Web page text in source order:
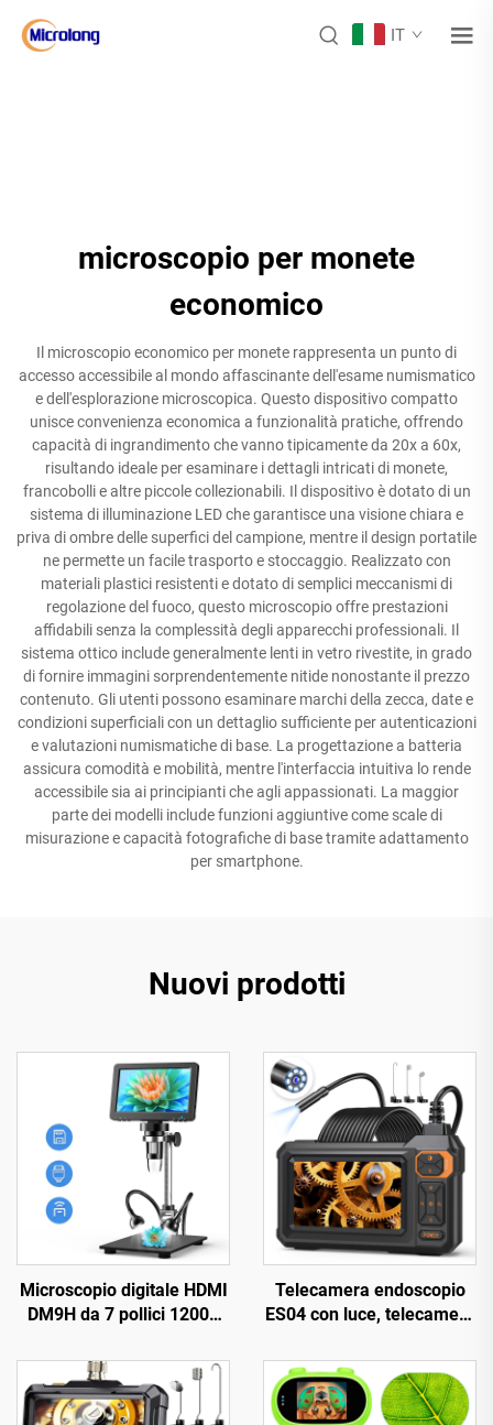
IT
microscopio per monete
economico
Il microscopio economico per monete rappresenta un punto di
accesso accessibile al mondo affascinante dell'esame numismatico
e dell'esplorazione microscopica. Questo dispositivo compatto
unisce convenienza economica a funzionalità pratiche, offrendo
capacità di ingrandimento che vanno tipicamente da 20x a 60x,
risultando ideale per esaminare i dettagli intricati di monete,
francobolli e altre piccole collezionabili. Il dispositivo è dotato di un
sistema di illuminazione LED che garantisce una visione chiara e
priva di ombre delle superfici del campione, mentre il design portatile
ne permette un facile trasporto e stoccaggio. Realizzato con
materiali plastici resistenti e dotato di semplici meccanismi di
regolazione del fuoco, questo microscopio offre prestazioni
affidabili senza la complessità degli apparecchi professionali. Il
sistema ottico include generalmente lenti in vetro rivestite, in grado
di fornire immagini sorprendentemente nitide nonostante il prezzo
contenuto. Gli utenti possono esaminare marchi della zecca, date e
condizioni superficiali con un dettaglio sufficiente per autenticazioni
e valutazioni numismatiche di base. La progettazione a batteria
assicura comodità e mobilità, mentre l'interfaccia intuitiva lo rende
accessibile sia ai principianti che agli appassionati. La maggior
parte dei modelli include funzioni aggiuntive come scale di
misurazione e capacità fotografiche di base tramite adattamento
per smartphone.
Nuovi prodotti
Microscopio digitale HDMI
DM9H da 7 pollici 1200X
con schermo IPS 16MP
microscopio per saldatura
Telecamera endoscopio
ES04 con luce, telecamera
4,3" IPS, impermeabile
IP67 da 7,9 mm